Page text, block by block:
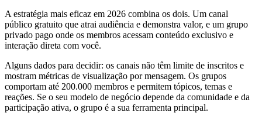
A estratégia mais eficaz em 2026 combina os dois. Um canal
público gratuito que atrai audiência e demonstra valor, e um grupo
privado pago onde os membros acessam conteúdo exclusivo e
interação direta com você.
Alguns dados para decidir: os canais não têm limite de inscritos e
mostram métricas de visualização por mensagem. Os grupos
comportam até 200.000 membros e permitem tópicos, temas e
reações. Se o seu modelo de negócio depende da comunidade e da
participação ativa, o grupo é a sua ferramenta principal.